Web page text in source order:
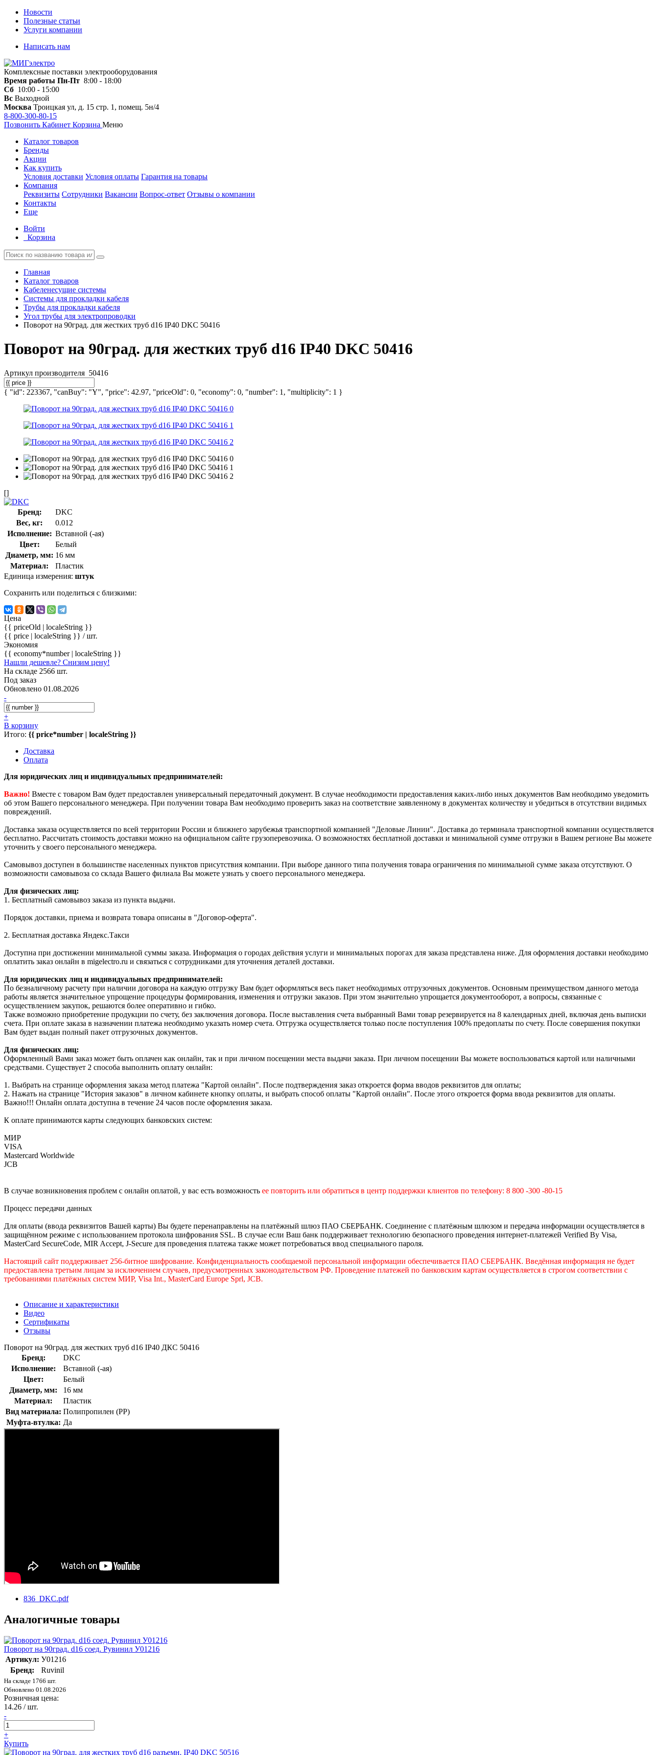
Новости
Полезные статьи
Услуги компании
Написать нам
Комплексные поставки электрооборудования
Время работы Пн-Пт 8:00 - 18:00
Сб 10:00 - 15:00
Вс Выходной
Москва Троицкая ул, д. 15 стр. 1, помещ. 5н/4
8-800-300-80-15
Позвонить Кабинет Корзина Меню
Каталог товаров
Бренды
Акции
Как купить
Условия доставки Условия оплаты Гарантия на товары
Компания
Реквизиты Сотрудники Вакансии Вопрос-ответ Отзывы о компании
Контакты
Еще
Войти
Корзина
Главная
Каталог товаров
Кабеленесущие системы
Системы для прокладки кабеля
Трубы для прокладки кабеля
Угол трубы для электропроводки
Поворот на 90град. для жестких труб d16 IP40 DKC 50416
Поворот на 90град. для жестких труб d16 IP40 DKC 50416
Артикул производителя 50416
{ "id": 223367, "canBuy": "Y", "price": 42.97, "priceOld": 0, "economy": 0, "number": 1, "multiplicity": 1 }
[]
Бренд:
DKC
Вес, кг:
0.012
Исполнение: Вставной (-ая)
Цвет:
Белый
Диаметр, мм: 16 мм
Материал:
Пластик
Единица измерения: штук
Сохранить или поделиться с близкими:
Цена
{{ priceOld | localeString }}
{{ price | localeString }} / шт.
Экономия
{{ economy*number | localeString }}
Нашли дешевле? Снизим цену!
На складе 2566 шт.
Под заказ
Обновлено 01.08.2026
-
+
В корзину
Итого: {{ price*number | localeString }}
Доставка
Оплата
Для юридических лиц и индивидуальных предпринимателей:
Важно! Вместе с товаром Вам будет предоставлен универсальный передаточный документ. В случае необходимости предоставления каких-либо иных документов Вам необходимо уведомить
об этом Вашего персонального менеджера. При получении товара Вам необходимо проверить заказ на соответствие заявленному в документах количеству и убедиться в отсутствии видимых
повреждений.
Доставка заказа осуществляется по всей территории России и ближнего зарубежья транспортной компанией "Деловые Линии". Доставка до терминала транспортной компании осуществляется
бесплатно. Рассчитать стоимость доставки можно на официальном сайте грузоперевозчика. О возможностях бесплатной доставки и минимальной сумме отгрузки в Вашем регионе Вы можете
уточнить у своего персонального менеджера.
Самовывоз доступен в большинстве населенных пунктов присутствия компании. При выборе данного типа получения товара ограничения по минимальной сумме заказа отсутствуют. О
возможности самовывоза со склада Вашего филиала Вы можете узнать у своего персонального менеджера.
Для физических лиц:
1. Бесплатный самовывоз заказа из пункта выдачи.
Порядок доставки, приема и возврата товара описаны в "Договор-оферта".
2. Бесплатная доставка Яндекс.Такси
Доступна при достижении минимальной суммы заказа. Информация о городах действия услуги и минимальных порогах для заказа представлена ниже. Для оформления доставки необходимо
оплатить заказ онлайн в migelectro.ru и связаться с сотрудниками для уточнения деталей доставки.
Для юридических лиц и индивидуальных предпринимателей:
По безналичному расчету при наличии договора на каждую отгрузку Вам будет оформляться весь пакет необходимых отгрузочных документов. Основным преимуществом данного метода
работы является значительное упрощение процедуры формирования, изменения и отгрузки заказов. При этом значительно упрощается документооборот, а вопросы, связанные с
осуществлением закупок, решаются более оперативно и гибко.
Также возможно приобретение продукции по счету, без заключения договора. После выставления счета выбранный Вами товар резервируется на 8 календарных дней, включая день выписки
счета. При оплате заказа в назначении платежа необходимо указать номер счета. Отгрузка осуществляется только после поступления 100% предоплаты по счету. После совершения покупки
Вам будет выдан полный пакет отгрузочных документов.
Для физических лиц:
Оформленный Вами заказ может быть оплачен как онлайн, так и при личном посещении места выдачи заказа. При личном посещении Вы можете воспользоваться картой или наличными
средствами. Существует 2 способа выполнить оплату онлайн:
1. Выбрать на странице оформления заказа метод платежа "Картой онлайн". После подтверждения заказ откроется форма вводов реквизитов для оплаты;
2. Нажать на странице "История заказов" в личном кабинете кнопку оплаты, и выбрать способ оплаты "Картой онлайн". После этого откроется форма ввода реквизитов для оплаты.
Важно!!! Онлайн оплата доступна в течение 24 часов после оформления заказа.
К оплате принимаются карты следующих банковских систем:
МИР
VISA
Mastercard Worldwide
JCB
В случае возникновения проблем с онлайн оплатой, у вас есть возможность ее повторить или обратиться в центр поддержки клиентов по телефону: 8 800 -300 -80-15
Процесс передачи данных
Для оплаты (ввода реквизитов Вашей карты) Вы будете перенаправлены на платёжный шлюз ПАО СБЕРБАНК. Соединение с платёжным шлюзом и передача информации осуществляется в
защищённом режиме с использованием протокола шифрования SSL. В случае если Ваш банк поддерживает технологию безопасного проведения интернет-платежей Verified By Visa,
MasterCard SecureCode, MIR Accept, J-Secure для проведения платежа также может потребоваться ввод специального пароля.
Настоящий сайт поддерживает 256-битное шифрование. Конфиденциальность сообщаемой персональной информации обеспечивается ПАО СБЕРБАНК. Введённая информация не будет
предоставлена третьим лицам за исключением случаев, предусмотренных законодательством РФ. Проведение платежей по банковским картам осуществляется в строгом соответствии с
требованиями платёжных систем МИР, Visa Int., MasterCard Europe Sprl, JCB.
Описание и характеристики
Видео
Сертификаты
Отзывы
Поворот на 90град. для жестких труб d16 IP40 ДКС 50416
Бренд:
DKC
Исполнение:
Вставной (-ая)
Цвет:
Белый
Диаметр, мм:
16 мм
Материал:
Пластик
Вид материала: Полипропилен (PP)
Муфта-втулка: Да
836_DKC.pdf
Аналогичные товары
Поворот на 90град. d16 соед. Рувинил У01216
Артикул: У01216
Бренд:
Ruvinil
На складе 1766 шт.
Обновлено 01.08.2026
Розничная цена:
14.26 / шт.
-
+
Купить